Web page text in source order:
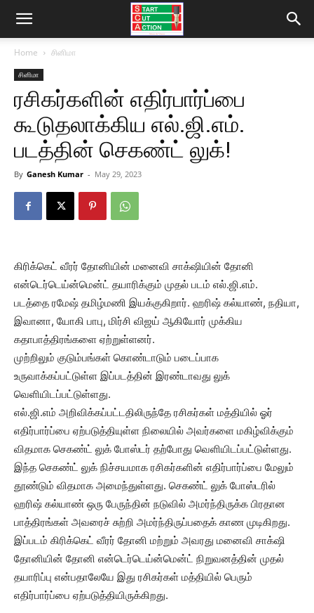
Home சினிமா
சினிமா
ரசிகர்களின் எதிர்பார்ப்பை
கூடுதலாக்கிய எல்.ஜி.எம்.
படத்தின் செகண்ட் லுக்!
By Ganesh Kumar - May 29, 2023
கிரிக்கெட் வீரர் தோனியின் மனைவி சாக்‌ஷியின் தோனி
என்டெர்டெய்ன்மென்ட் தயாரிக்கும் முதல் படம் எல்.ஜி.எம்.
படத்தை ரமேஷ் தமிழ்மணி இயக்குகிறார். ஹரிஷ் கல்யாண், நதியா,
இவானா, யோகி பாபு, மிர்சி விஜய் ஆகியோர் முக்கிய
கதாபாத்திரங்களை ஏற்றுள்ளனர்.
முற்றிலும் குடும்பங்கள் கொண்டாடும் படைப்பாக
உருவாக்கப்பட்டுள்ள இப்படத்தின் இரண்டாவது லுக்
வெளியிடப்பட்டுள்ளது.
எல்.ஜி.எம் அறிவிக்கப்பட்டதிலிருந்தே ரசிகர்கள் மத்தியில் ஓர்
எதிர்பார்ப்பை ஏற்படுத்தியுள்ள நிலையில் அவர்களை மகிழ்விக்கும்
விதமாக செகண்ட் லுக் போஸ்டர் தற்போது வெளியிடப்பட்டுள்ளது.
இந்த செகண்ட் லுக் நிச்சயமாக ரசிகர்களின் எதிர்பார்ப்பை மேலும்
தூண்டும் விதமாக அமைந்துள்ளது. செகண்ட் லுக் போஸ்டரில்
ஹரிஷ் கல்யாண் ஒரு பேருந்தின் நடுவில் அமர்ந்திருக்க பிரதான
பாத்திரங்கள் அவரைச் சுற்றி அமர்ந்திருப்பதைக் காண முடிகிறது.
இப்படம் கிரிக்கெட் வீரர் தோனி மற்றும் அவரது மனைவி சாக்‌ஷி
தோனியின் தோனி என்டெர்டெய்ன்மென்ட் நிறுவனத்தின் முதல்
தயாரிப்பு என்பதாலேயே இது ரசிகர்கள் மத்தியில் பெரும்
எதிர்பார்ப்பை ஏற்படுத்தியிருக்கிறது.